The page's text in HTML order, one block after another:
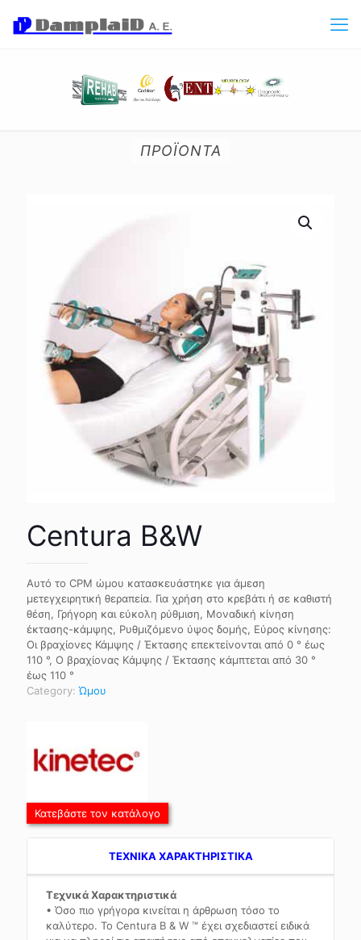
ΠΡΟΪΟΝΤΑ
Centura B&W
Αυτό το CPM ώμου κατασκευάστηκε για άμεση
μετεγχειρητική θεραπεία. Για χρήση στο κρεβάτι ή σε καθιστή
θέση, Γρήγορη και εύκολη ρύθμιση, Μοναδική κίνηση
έκτασης-κάμψης, Ρυθμιζόμενο ύψος δομής, Εύρος κίνησης:
Οι βραχίονες Κάμψης / Έκτασης επεκτείνονται από 0 ° έως
110 °, Ο βραχίονας Kάμψης / Έκτασης κάμπτεται από 30 °
έως 110 °
Category:Ώμου
Κατεβάστε τον κατάλογο
TEXNIKA ΧΑΡΑΚΤΗΡΙΣΤΙΚΑ
Τεχνικά Χαρακτηριστικά
• Όσο πιο γρήγορα κινείται η άρθρωση τόσο το
καλύτερο. Το Centura B & W ™ έχει σχεδιαστεί ειδικά